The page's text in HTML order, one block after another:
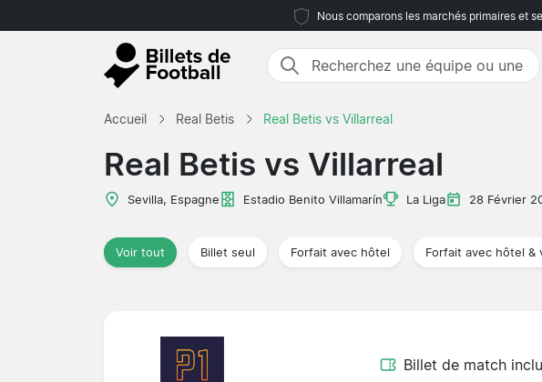
Nous comparons les marchés primaires et
Accueil Real Betis Real Betis vs Villarreal
Real Betis vs Villarreal
Sevilla, Espagne Estadio Benito Villamarín La Liga 28 Février
Voir tout Billet seul Forfait avec hôtel Forfait avec hôtel &
Billet de match